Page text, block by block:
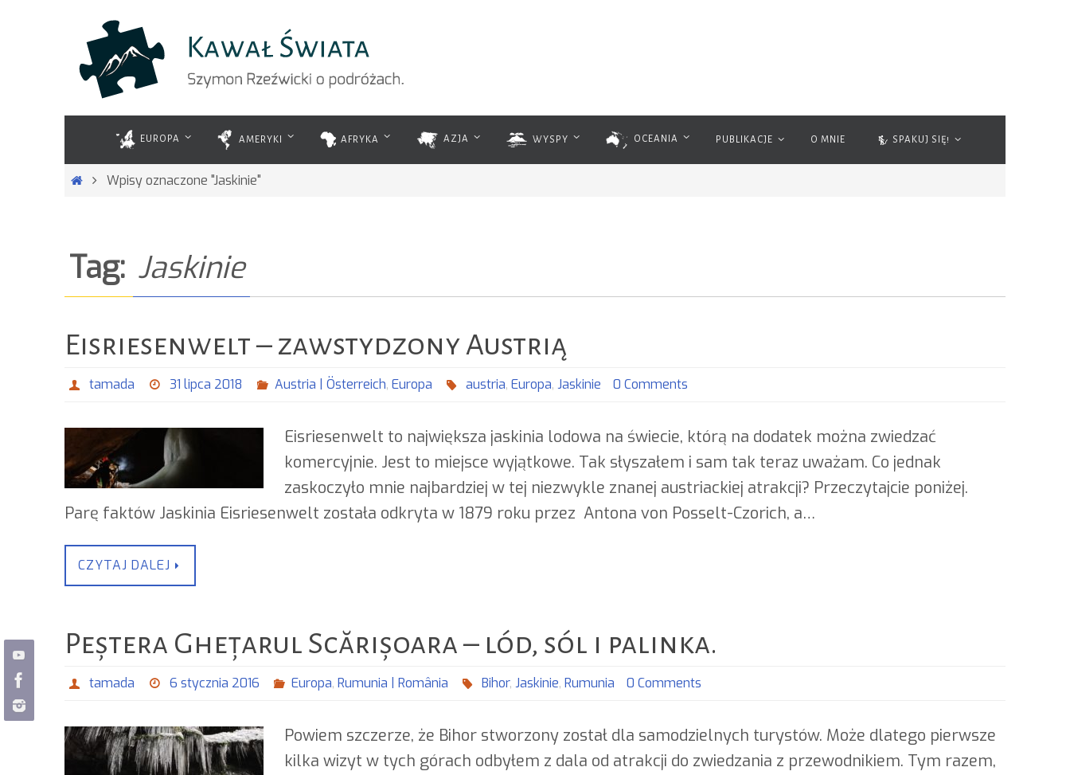
treści
EUROPA AMERYKI AFRYKA AZJA WYSPY OCEANIA PUBLIKACJE O MNIE SPAKUJ SIĘ!
StronaWpisy oznaczone "Jaskinie"
Tag: Jaskinie
Eisriesenwelt – zawstydzony Austrią
tamada 31 lipca 2018 Austria | Österreich, Europa austria,Europa,Jaskinie 0 Comments
Eisriesenwelt to największa jaskinia lodowa na świecie, którą na dodatek można zwiedzać
komercyjnie. Jest to miejsce wyjątkowe. Tak słyszałem i sam tak teraz uważam. Co jednak
zaskoczyło mnie najbardziej w tej niezwykle znanej austriackiej atrakcji? Przeczytajcie poniżej.
Parę faktów Jaskinia Eisriesenwelt została odkryta w 1879 roku przez Antona von Posselt-Czorich, a…
CZYTAJ DALEJ
Peștera Ghețarul Scărișoara – lód, sól i palinka.
tamada 6 stycznia 2016 Europa, Rumunia | România Bihor,Jaskinie,Rumunia 0 Comments
Powiem szczerze, że Bihor stworzony został dla samodzielnych turystów. Może dlatego pierwsze
kilka wizyt w tych górach odbyłem z dala od atrakcji do zwiedzania z przewodnikiem. Tym razem,